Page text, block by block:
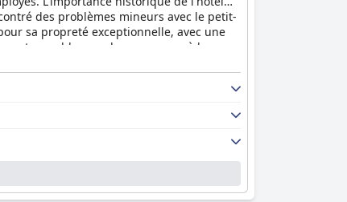
des problèmes mineurs avec le petit-
sa propreté exceptionnelle, avec une
pour les voyageurs à la